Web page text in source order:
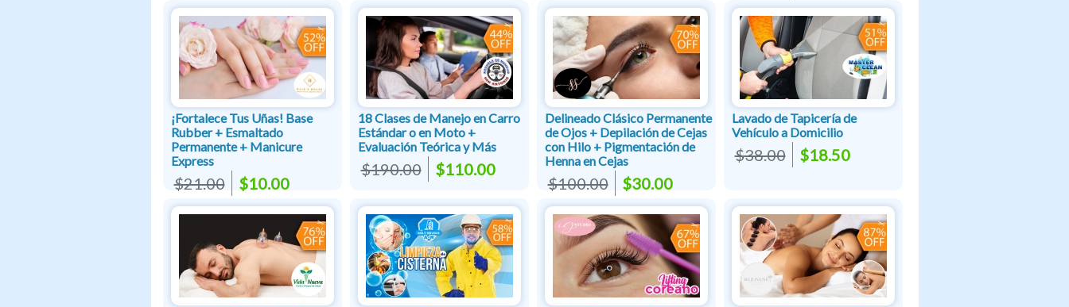
¡Fortalece Tus Uñas! Base
Rubber + Esmaltado
Permanente + Manicure
Express
$21.00 $10.00
18 Clases de Manejo en Carro
Estándar o en Moto +
Evaluación Teórica y Más
$190.00 $110.00
Delineado Clásico Permanente
de Ojos + Depilación de Cejas
con Hilo + Pigmentación de
Henna en Cejas
$100.00 $30.00
Lavado de Tapicería de
Vehículo a Domicilio
$38.00 $18.50